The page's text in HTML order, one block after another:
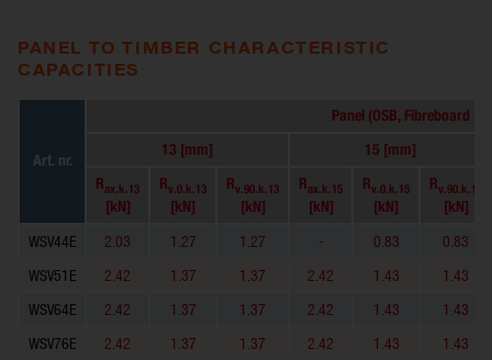
PANEL TO TIMBER CHARACTERISTIC
CAPACITIES
Art. nr.
Panel (OSB, Fibreboard ρ
13 [mm]
15 [mm]
Rax.k.13
[kN]
Rv.0.k.13
[kN]
Rv.90.k.13
[kN]
Rax.k.15
[kN]
Rv.0.k.15
[kN]
Rv.90.k.15
[kN]
WSV44E 2.03 1.27 1.27 - 0.83
0.83
WSV51E
2.42 1.37 1.37 2.42 1.43
1.43
WSV64E
2.42 1.37 1.37 2.42 1.43
1.43
WSV76E
2.42 1.37 1.37 2.42 1.43 1.43